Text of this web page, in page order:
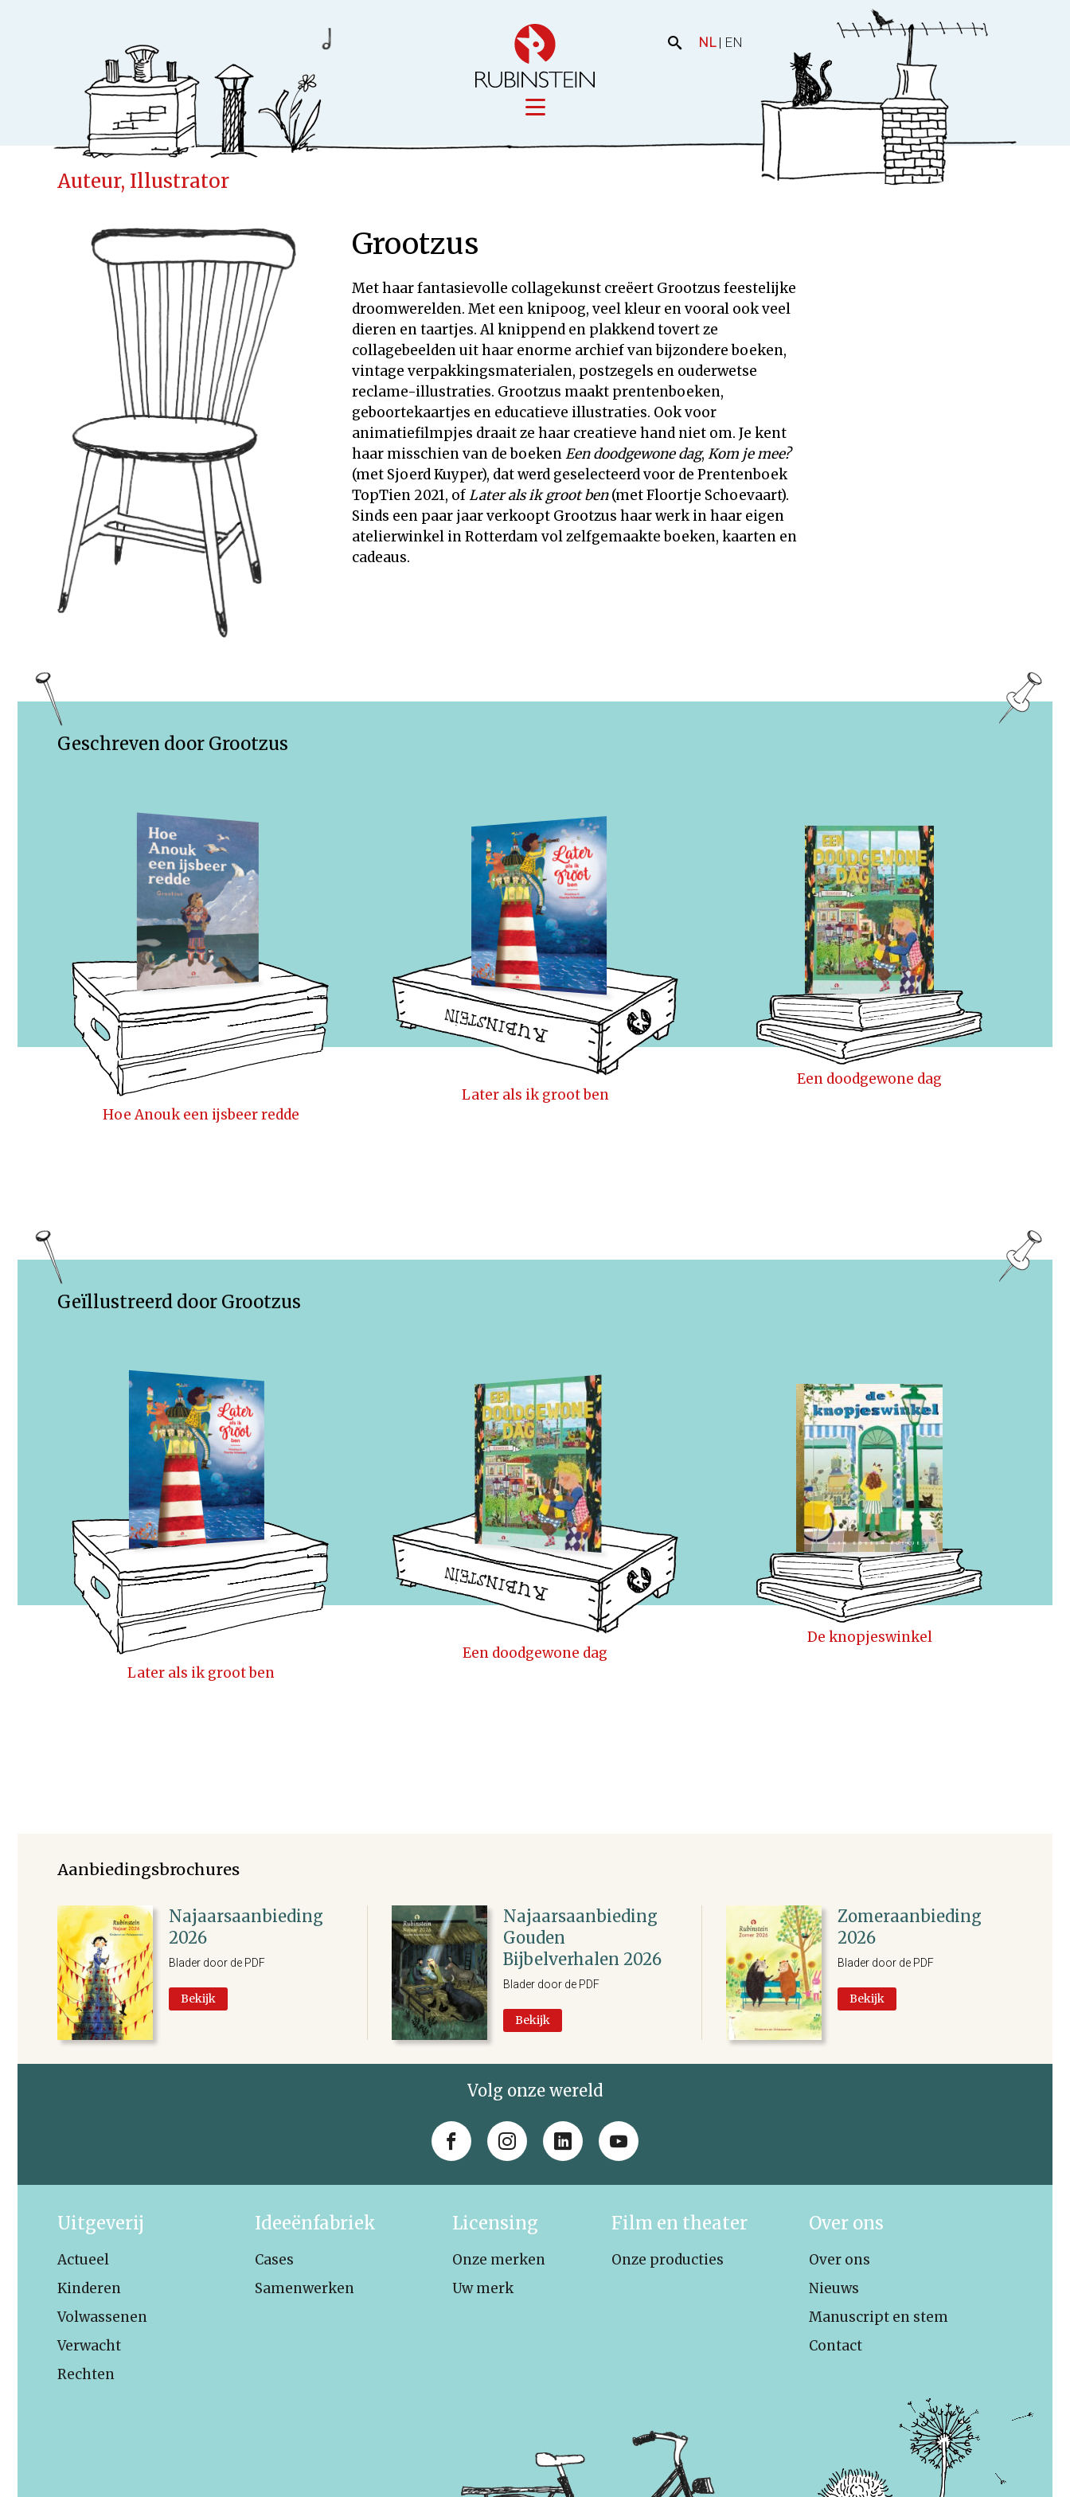
NL| EN
Uitgeverij
Actueel
Kinderen
Volwassenen
Verwacht
Cases
Samenwerken
Uw merk
Auteur, Illustrator
Grootzus
Met haar fantasievolle collagekunst creëert Grootzus feestelijke
droomwerelden. Met een knipoog, veel kleur en vooral ook veel
dieren en taartjes. Al knippend en plakkend tovert ze
collagebeelden uit haar enorme archief van bijzondere boeken,
vintage verpakkingsmaterialen, postzegels en ouderwetse
reclame-illustraties. Grootzus maakt prentenboeken,
geboortekaartjes en educatieve illustraties. Ook voor
animatiefilmpjes draait ze haar creatieve hand niet om. Je kent
haar misschien van de boekenEen doodgewone dag, Kom je mee?
(met Sjoerd Kuyper), dat werd geselecteerd voor de Prentenboek
TopTien 2021, ofLater als ik groot ben(met Floortje Schoevaart).
Sinds een paar jaar verkoopt Grootzus haar werk in haar eigen
atelierwinkel in Rotterdam vol zelfgemaakte boeken, kaarten en
cadeaus.
Geschreven door Grootzus
Hoe Anouk een ijsbeer redde
Later als ik groot ben
Een doodgewone dag
Geïllustreerd door Grootzus
Later als ik groot ben
Een doodgewone dag
De knopjeswinkel
Aanbiedingsbrochures
Najaarsaanbieding
2026
Blader door de PDF
Bekijk
Najaarsaanbieding
Gouden
Bijbelverhalen 2026
Blader door de PDF
Bekijk
Zomeraanbieding
2026
Blader door de PDF
Bekijk
Volg onze wereld
Uitgeverij
Actueel
Kinderen
Volwassenen
Verwacht
Rechten
Ideeënfabriek
Cases
Samenwerken
Licensing
Onze merken
Uw merk
Film en theater
Onze producties
Over ons
Over ons
Nieuws
Manuscript en stem
Contact